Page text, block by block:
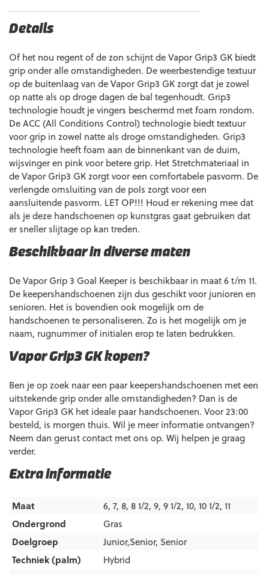
Extra informatie
Maat
6, 7, 8, 8 1/2, 9, 9 1/2, 10, 10 1/2, 11
Ondergrond
Gras
Doelgroep
Junior,Senior, Senior
Techniek (palm)
Hybrid
Details
Of het nou regent of de zon schijnt de Vapor Grip3 GK biedt
grip onder alle omstandigheden. De weerbestendige textuur
op de buitenlaag van de Vapor Grip3 GK zorgt dat je zowel
op natte als op droge dagen de bal tegenhoudt. Grip3
technologie houdt je vingers beschermd met foam rondom.
De ACC (All Conditions Control) technologie biedt textuur
voor grip in zowel natte als droge omstandigheden. Grip3
technologie heeft foam aan de binnenkant van de duim,
wijsvinger en pink voor betere grip. Het Stretchmateriaal in
de Vapor Grip3 GK zorgt voor een comfortabele pasvorm. De
verlengde omsluiting van de pols zorgt voor een
aansluitende pasvorm. LET OP!!! Houd er rekening mee dat
als je deze handschoenen op kunstgras gaat gebruiken dat
er sneller slijtage op kan treden.
Beschikbaar in diverse maten
De Vapor Grip 3 Goal Keeper is beschikbaar in maat 6 t/m 11.
De keepershandschoenen zijn dus geschikt voor junioren en
senioren. Het is bovendien ook mogelijk om de
handschoenen te personaliseren. Zo is het mogelijk om je
naam, rugnummer of initialen erop te laten bedrukken.
Vapor Grip3 GK kopen?
Ben je op zoek naar een paar keepershandschoenen met een
uitstekende grip onder alle omstandigheden? Dan is de
Vapor Grip3 GK het ideale paar handschoenen. Voor 23:00
besteld, is morgen thuis. Wil je meer informatie ontvangen?
Neem dan gerust contact met ons op. Wij helpen je graag
verder.